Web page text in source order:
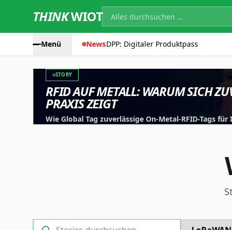
THINKWIOT
Menü NewsDPP: Digitaler Produktpass
STORY
RFID AUF METALL: WARUM SICH
PRAXIS ZEIGT
Wie Global Tag zuverlässige On-Metal-RFID-Tags
Suche